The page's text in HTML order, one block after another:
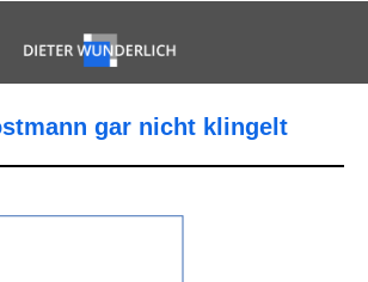
gar nicht klingelt